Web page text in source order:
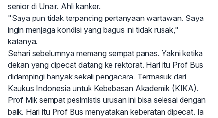
senior di Unair. Ahli kanker.
"Saya pun tidak terpancing pertanyaan wartawan. Saya
ingin menjaga kondisi yang bagus ini tidak rusak,"
katanya.
Sehari sebelumnya memang sempat panas. Yakni ketika
dekan yang dipecat datang ke rektorat. Hari itu Prof Bus
didampingi banyak sekali pengacara. Termasuk dari
Kaukus Indonesia untuk Kebebasan Akademik (KIKA).
Prof Mik sempat pesimistis urusan ini bisa selesai dengan
baik. Hari itu Prof Bus menyatakan keberatan dipecat. Ia